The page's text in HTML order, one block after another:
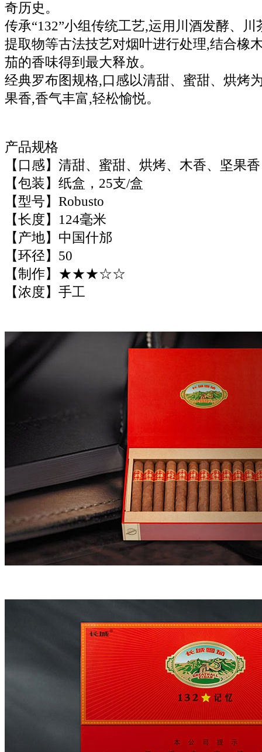
奇历史。
传承“132”小组传统工艺,运用川酒发酵、
提取物等古法技艺对烟叶进行处理,结合橡
茄的香味得到最大释放。
经典罗布图规格,口感以清甜、蜜甜、烘烤
果香,香气丰富,轻松愉悦。
产品规格
【口感】清甜、蜜甜、烘烤、木香、坚果香
【包装】纸盒，25支/盒
【型号】Robusto
【长度】124毫米
【产地】中国什邡
【环径】50
【制作】★★★☆☆
【浓度】手工